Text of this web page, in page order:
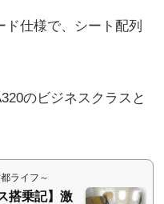
仕様で、シート配列
のビジネスクラスと
ライフ～
搭乗記】激